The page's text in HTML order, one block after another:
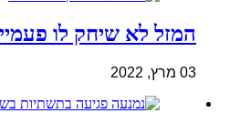
המזל לא שיחק לו
03 מרץ, 2022